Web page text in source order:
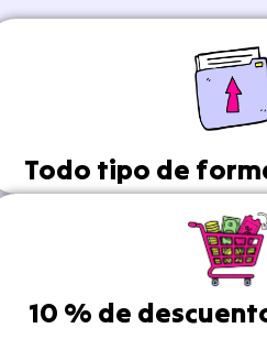
Todo tipo de
10 % de